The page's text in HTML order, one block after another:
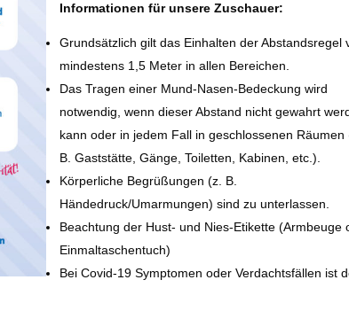
Informationen für unsere Zuschauer:
Grundsätzlich gilt das Einhalten der Abstandsregel
mindestens 1,5 Meter in allen Bereichen.
Das Tragen einer Mund-Nasen-Bedeckung wird
notwendig, wenn dieser Abstand nicht gewahrt
kann oder in jedem Fall in geschlossenen Räumen
B. Gaststätte, Gänge, Toiletten, Kabinen, etc.).
Körperliche Begrüßungen (z. B.
Händedruck/Umarmungen) sind zu unterlassen.
Beachtung der Hust- und Nies-Etikette (Armbeuge
Einmaltaschentuch)
Bei Covid-19 Symptomen oder Verdachtsfällen ist